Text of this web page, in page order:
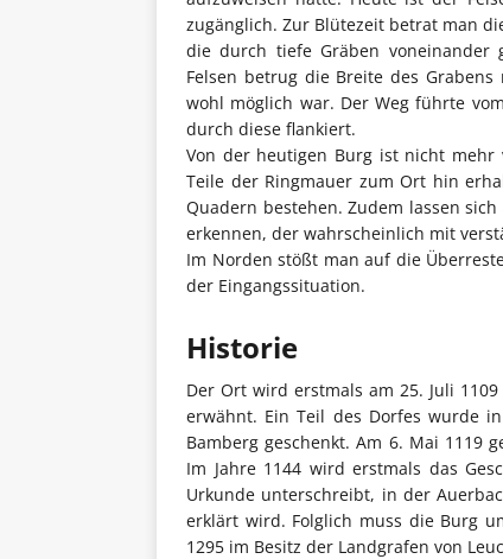
zugänglich. Zur Blütezeit betrat man
die durch tiefe Gräben voneinander
Felsen betrug die Breite des
wohl möglich war. Der Weg führte
durch diese flankiert.
Von der heutigen Burg ist nicht
Teile der Ringmauer zum Ort hin
Quadern bestehen. Zudem lassen
erkennen, der wahrscheinlich mit
Im Norden stößt man auf die
der Eingangssituation.
Historie
Der Ort wird erstmals am 25. Juli
erwähnt. Ein Teil des Dorfes wurde
Bamberg geschenkt. Am 6. Mai 1119
Im Jahre 1144 wird erstmals das
Urkunde unterschreibt, in der
erklärt wird. Folglich muss die Burg
1295 im Besitz der Landgrafen von